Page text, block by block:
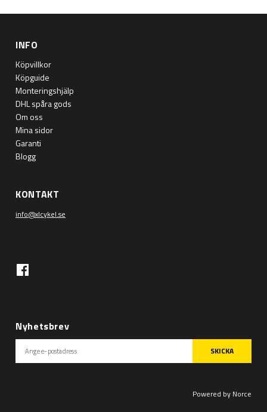
INFO
Köpvillkor
Köpguide
Monteringshjälp
DHL spåra gods
Om oss
Mina sidor
Garanti
Blogg
KONTAKT
info@xlcykel.se
Nyhetsbrev
SKICKA
Powered by Norce